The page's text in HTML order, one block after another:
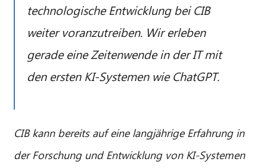
technologische Entwicklung bei CIB
weiter voranzutreiben. Wir erleben
gerade eine Zeitenwende in der IT mit
den ersten KI-Systemen wie ChatGPT.
CIB kann bereits auf eine langjährige Erfahrung in
der Forschung und Entwicklung von KI-Systemen